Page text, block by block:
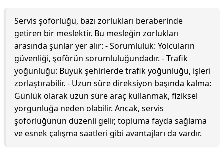
Servis şoförlüğü, bazı zorlukları beraberinde
getiren bir meslektir. Bu mesleğin zorlukları
arasında şunlar yer alır: - Sorumluluk: Yolcuların
güvenliği, şoförün sorumluluğundadır. - Trafik
yoğunluğu: Büyük şehirlerde trafik yoğunluğu, işleri
zorlaştırabilir. - Uzun süre direksiyon başında kalma:
Günlük olarak uzun süre araç kullanmak, fiziksel
yorgunluğa neden olabilir. Ancak, servis
şoförlüğünün düzenli gelir, topluma fayda sağlama
ve esnek çalışma saatleri gibi avantajları da vardır.